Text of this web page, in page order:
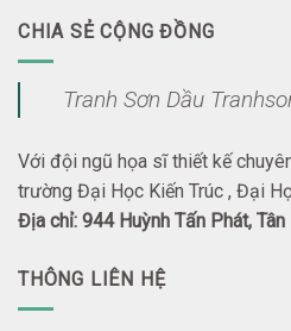
CHIA SẺ CỘNG ĐỒNG
Tranh Sơn Dầu
Với đội ngũ họa sĩ thiết kế
trường Đại Học Kiến Trúc , Đại
Địa chỉ: 944 Huỳnh Tấn Phát, Tân
THÔNG LIÊN HỆ